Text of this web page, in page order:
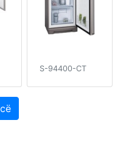
S-94400-CT